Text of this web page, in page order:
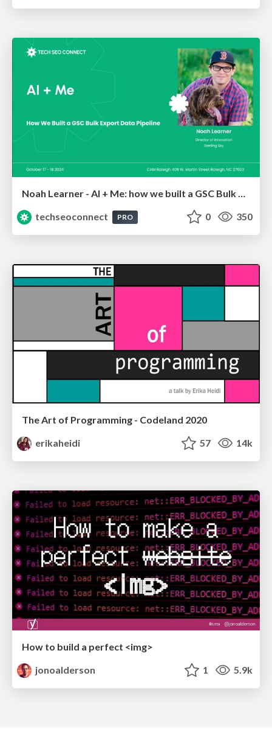
Noah Learner - AI + Me: how we built a GSC Bulk Export data pipeline
techseoconnect
PRO 0 350
The Art of Programming - Codeland 2020
erikaheidi
57 14k
How to build a perfect <img>
jonoalderson
1 5.9k